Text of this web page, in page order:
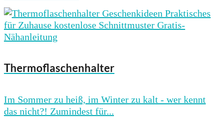
Thermoflaschenhalter
Im Sommer zu heiß, im Winter zu kalt - wer kennt
das nicht?! Zumindest für...